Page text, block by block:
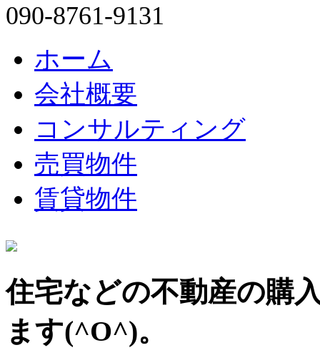
090-8761-9131
ホーム
会社概要
コンサルティング
売買物件
賃貸物件
住宅などの不動産の購
ます(^O^)。